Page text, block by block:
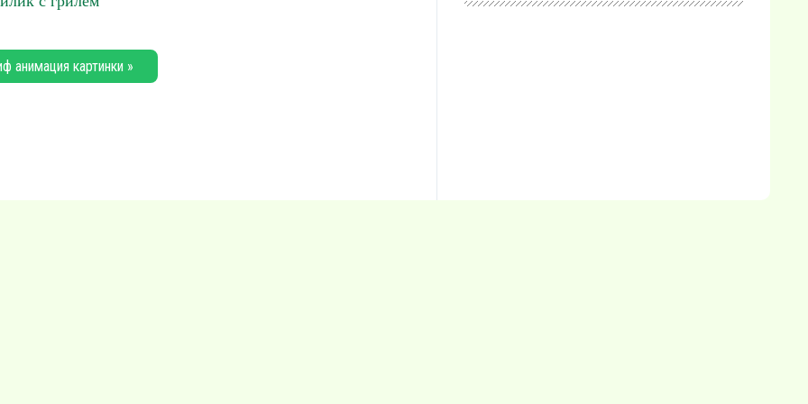
анимация картинки »